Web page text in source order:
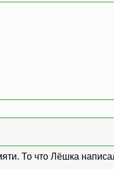
То что Лёшка